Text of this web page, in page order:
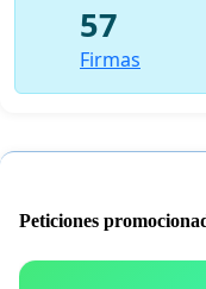
57
Firmas
Peticiones